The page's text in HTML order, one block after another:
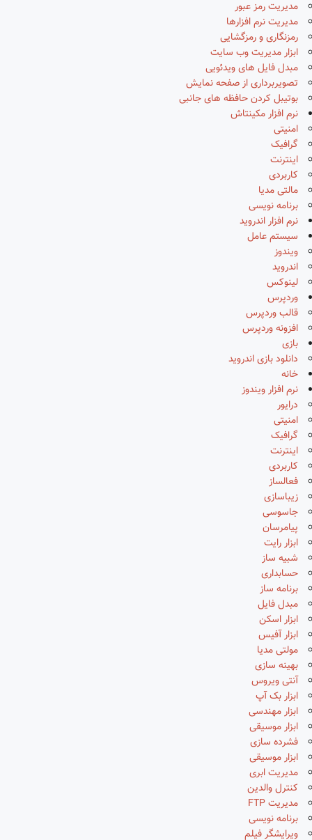
مدیریت رمز عبور
مدیریت نرم افزارها
رمزنگاری و رمزگشایی
ابزار مدیریت وب سایت
مبدل فایل های ویدئویی
تصویربرداری از صفحه نمایش
بوتیبل کردن حافظه های جانبی
نرم افزار مکینتاش
امنیتی
گرافیک
اینترنت
کاربردی
مالتی مدیا
برنامه نویسی
نرم افزار اندروید
سیستم عامل
ویندوز
اندروید
لینوکس
وردپرس
قالب وردپرس
افزونه وردپرس
بازی
دانلود بازی اندروید
خانه
نرم افزار ویندوز
درایور
امنیتی
گرافیک
اینترنت
کاربردی
فعالساز
زیباسازی
جاسوسی
پیامرسان
ابزار رایت
شبیه ساز
حسابداری
برنامه ساز
مبدل فایل
ابزار اسکن
ابزار آفیس
مولتی مدیا
بهینه سازی
آنتی ویروس
ابزار بک آپ
ابزار مهندسی
ابزار موسیقی
فشرده سازی
ابزار موسیقی
مدیریت ابری
کنترل والدین
مدیریت FTP
برنامه نویسی
ویرایشگر فیلم